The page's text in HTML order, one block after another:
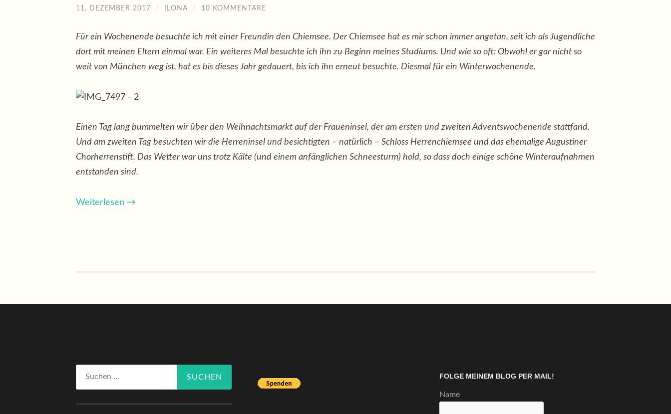
11. DEZEMBER 2017 / ILONA / 10 KOMMENTARE
Für ein Wochenende besuchte ich mit einer Freundin den Chiemsee. Der Chiemsee hat es mir schon immer angetan, seit ich als Jugendliche
dort mit meinen Eltern einmal war. Ein weiteres Mal besuchte ich ihn zu Beginn meines Studiums. Und wie so oft: Obwohl er gar nicht so
weit von München weg ist, hat es bis dieses Jahr gedauert, bis ich ihn erneut besuchte. Diesmal für ein Winterwochenende.
Einen Tag lang bummelten wir über den Weihnachtsmarkt auf der Fraueninsel, der am ersten und zweiten Adventswochenende stattfand.
Und am zweiten Tag besuchten wir die Herreninsel und besichtigten – natürlich – Schloss Herrenchiemsee und das ehemalige Augustiner
Chorherrenstift. Das Wetter war uns trotz Kälte (und einem anfänglichen Schneesturm) hold, so dass doch einige schöne Winteraufnahmen
entstanden sind.
Weiterlesen →
FOLGE MEINEM BLOG PER MAIL!
Name